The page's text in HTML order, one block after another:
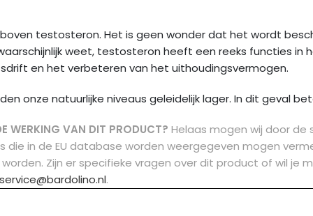
testosteron. Het is geen wonder dat het wordt
weet, testosteron heeft een reeks functies in
en het verbeteren van het uithoudingsvermogen.
onze natuurlijke niveaus geleidelijk lager. In dit geval
WERKING VAN DIT PRODUCT? Helaas mogen wij door
in de EU database worden weergegeven mogen
Zijn er specifieke vragen over dit product of wil
.